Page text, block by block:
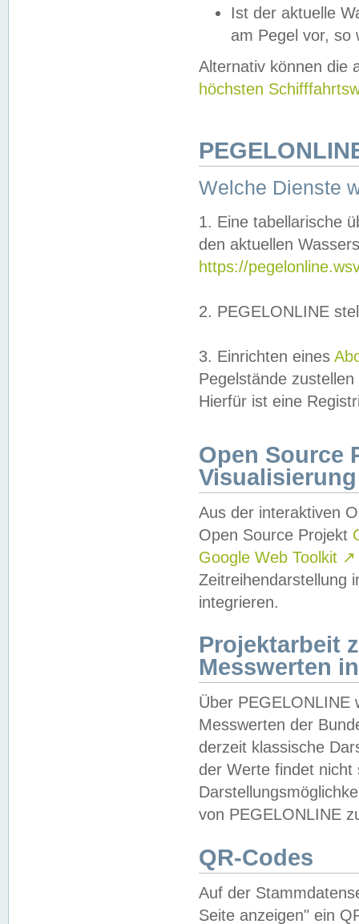
Ist der aktuelle
am Pegel vor,
Alternativ können die
höchsten
Welche Dienste
1. Eine tabellarische
den aktuellen
https://
2. PEGELONLINE
3. Einrichten eines
Pegelstände
Hierfür ist eine
Open Source
Visualisierung
Aus der interaktiven
Open Source Projekt
Google Web Toolkit ↗
Zeitreihendarstellung
integrieren.
Projektarbeit
Messwerten
Über PEGELONLINE
Messwerten der
derzeit klassische
der Werte findet
von PEGELONLINE
QR-Codes
Auf der
Seite anzeigen" ein